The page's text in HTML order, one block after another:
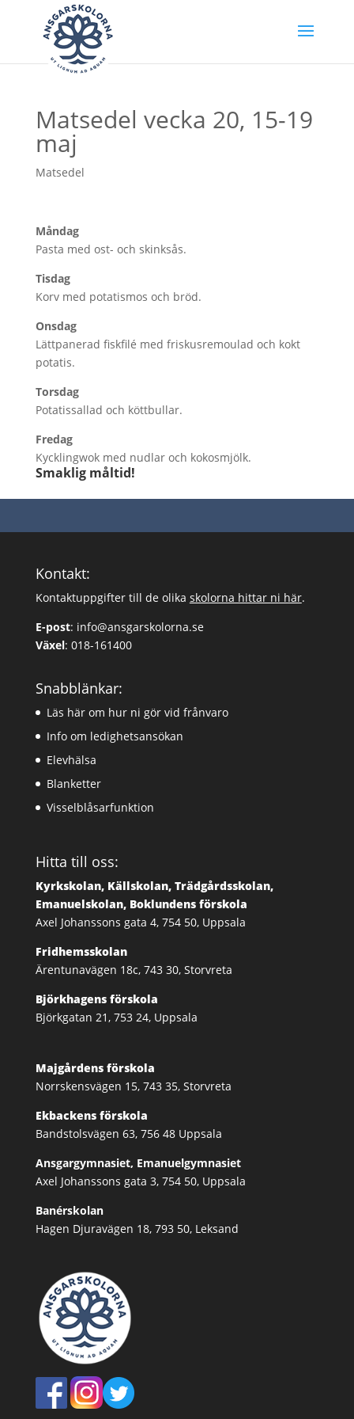
Matsedel vecka 20, 15-19
maj
Matsedel
Måndag
Pasta med ost- och skinksås.
Tisdag
Korv med potatismos och bröd.
Onsdag
Lättpanerad fiskfilé med friskusremoulad och kokt
potatis.
Torsdag
Potatissallad och köttbullar.
Fredag
Kycklingwok med nudlar och kokosmjölk.
Smaklig måltid!
Kontakt:
Kontaktuppgifter till de olika skolorna hittar ni här.
E-post: info@ansgarskolorna.se
Växel: 018-161400
Snabblänkar:
Läs här om hur ni gör vid frånvaro
Info om ledighetsansökan
Elevhälsa
Blanketter
Visselblåsarfunktion
Hitta till oss:
Kyrkskolan, Källskolan, Trädgårdsskolan,
Emanuelskolan, Boklundens förskola
Axel Johanssons gata 4, 754 50, Uppsala
Fridhemsskolan
Ärentunavägen 18c, 743 30, Storvreta
Björkhagens förskola
Björkgatan 21, 753 24, Uppsala
Majgårdens förskola
Norrskensvägen 15, 743 35, Storvreta
Ekbackens förskola
Bandstolsvägen 63, 756 48 Uppsala
Ansgargymnasiet, Emanuelgymnasiet
Axel Johanssons gata 3, 754 50, Uppsala
Banérskolan
Hagen Djuravägen 18, 793 50, Leksand